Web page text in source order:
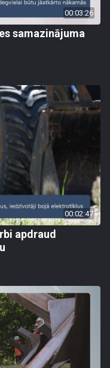
00:03:26
samazinājuma
00:02:47
apdraud